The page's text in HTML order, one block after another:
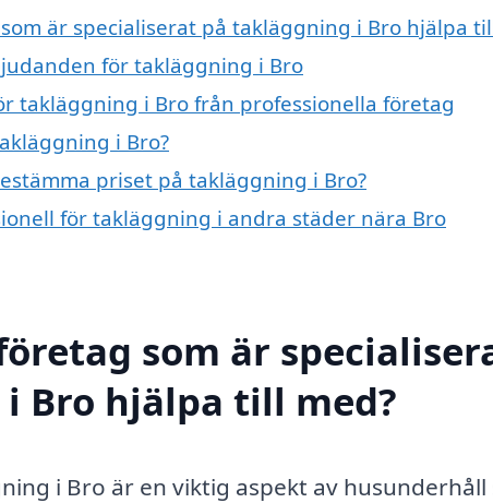
är specialiserat på takläggning i Bro hjälpa
för takläggning i Bro
takläggning i Bro från professionella företag
i Bro?
priset på takläggning i Bro?
för takläggning i andra städer nära Bro
som är
Bro hjälpa till med?
i Bro är en viktig aspekt av